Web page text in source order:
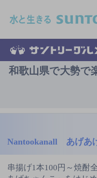
和歌山県で大勢で
Nantookanall あげあ
串揚げ1本100円～焼酎